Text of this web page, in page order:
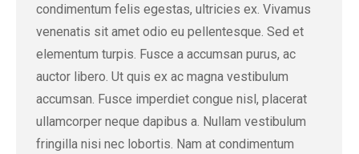
condimentum felis egestas, ultricies ex. Vivamus
venenatis sit amet odio eu pellentesque. Sed et
elementum turpis. Fusce a accumsan purus, ac
auctor libero. Ut quis ex ac magna vestibulum
accumsan. Fusce imperdiet congue nisl, placerat
ullamcorper neque dapibus a. Nullam vestibulum
fringilla nisi nec lobortis. Nam at condimentum